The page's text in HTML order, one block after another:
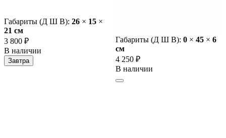
Габариты (Д Ш В): 26 × 15 ×
21 cм
3 800 ₽
В наличии
Завтра
Габариты (Д Ш В): 0 × 45 × 6
cм
4 250 ₽
В наличии